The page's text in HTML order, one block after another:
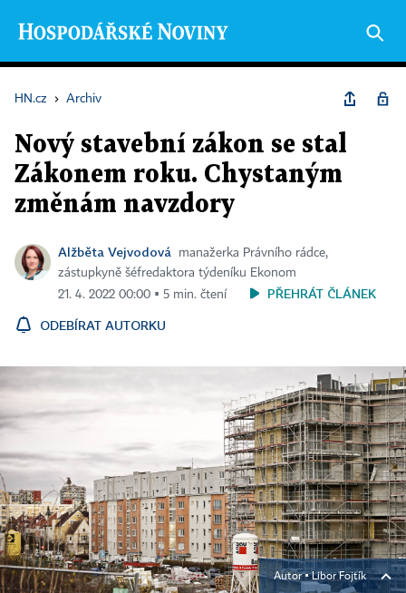
HN.cz › Archiv
Nový stavební zákon se stal
Zákonem roku. Chystaným
změnám navzdory
Alžběta Vejvodová
manažerka Právního rádce,
zástupkyně šéfredaktora týdeníku Ekonom
21. 4. 2022 00:00 ▪ 5 min. čtení
PŘEHRÁT ČLÁNEK
ODEBÍRAT AUTORKU
Autor ▪Libor Fojtík